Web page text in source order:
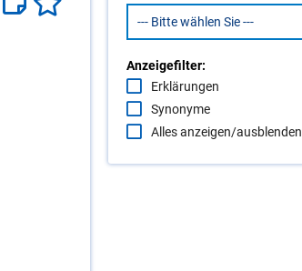
Anzeigefilter:
Erklärungen
Synonyme
Alles anzeigen/ausblenden